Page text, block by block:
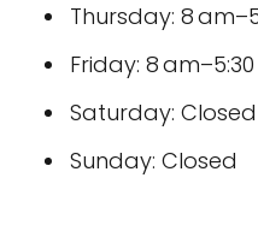
Thursday: 8
Friday: 8
Saturday: Closed
Sunday: Closed